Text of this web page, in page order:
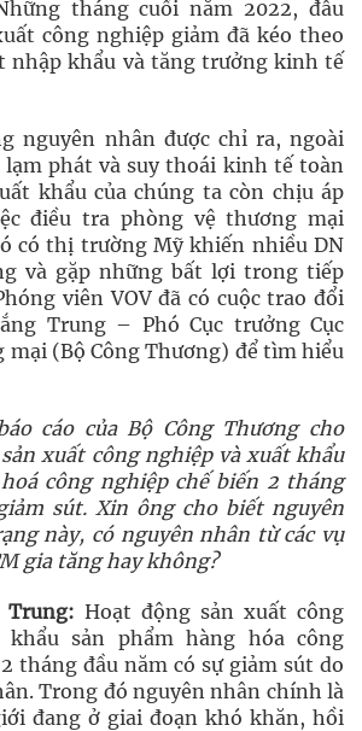
tháng cuối năm 2022, đầu
công nghiệp giảm đã kéo theo
nhập khẩu và tăng trưởng kinh tế
nguyên nhân được chỉ ra, ngoài
lạm phát và suy thoái kinh tế toàn
khẩu của chúng ta còn chịu áp
điều tra phòng vệ thương mại
có thị trường Mỹ khiến nhiều DN
và gặp những bất lợi trong tiếp
viên VOV đã có cuộc trao đổi
Trung – Phó Cục trưởng Cục
mại (Bộ Công Thương) để tìm hiểu
cáo của Bộ Công Thương cho
xuất công nghiệp và xuất khẩu
công nghiệp chế biến 2 tháng
sút. Xin ông cho biết nguyên
này, có nguyên nhân từ các vụ
gia tăng hay không?
Trung: Hoạt động sản xuất công
sản phẩm hàng hóa công
tháng đầu năm có sự giảm sút do
Trong đó nguyên nhân chính là
đang ở giai đoạn khó khăn, hồi